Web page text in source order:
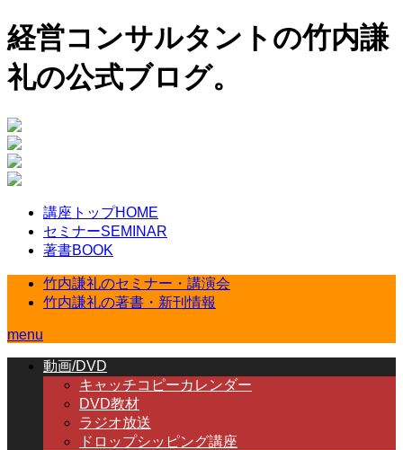
経営コンサルタントの竹内謙
礼の公式ブログ。
講座トップHOME
セミナーSEMINAR
著書BOOK
竹内謙礼のセミナー・講演会
竹内謙礼の著書・新刊情報
menu
動画/DVD
キャッチコピーカレンダー
DVD教材
ラジオ放送
ドロップシッピング講座